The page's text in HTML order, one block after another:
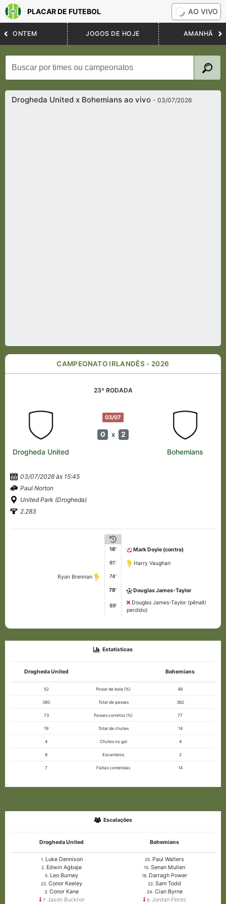
PLACAR DE FUTEBOL AO VIVO
ONTEM JOGOS DE HOJE AMANHÃ
Drogheda United x Bohemians ao vivo- 03/07/2026
CAMPEONATO IRLANDÊS - 2026
23ª RODADA
03/07
0 x 2
Drogheda United Bohemians
03/07/2026 às 15:45
Paul Norton
United Park (Drogheda)
2.283
16' Mark Doyle (contra)
61' Harry Vaughan
Ryan Brennan 74'
78' Douglas James-Taylor
89'
Douglas James-Taylor (pênalti
perdido)
Estatísticas
Drogheda United Bohemians
52 Posse de bola (%) 48
380 Total de passes 362
73 Passes corretos (%) 77
19 Total de chutes 14
4 Chutes no gol 4
8 Escanteios 2
7 Faltas cometidas 14
Escalações
Drogheda United Bohemians
1. Luke Dennison
2. Edwin Agbaje
5. Leo Burney
22. Conor Keeley
3. Conor Kane
7.Jason Bucknor
25. Paul Walters
15. Senan Mullen
16. Darragh Power
22. Sam Todd
24. Cian Byrne
6. Jordan Flores